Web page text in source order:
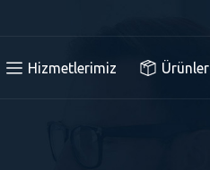
Hizmetlerimiz Ürünler